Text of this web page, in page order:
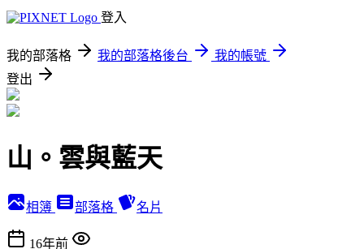
登入
我的部落格 我的部落格後台
我的帳號
登出
山。雲與藍天
相簿 部落格 名片
16年前